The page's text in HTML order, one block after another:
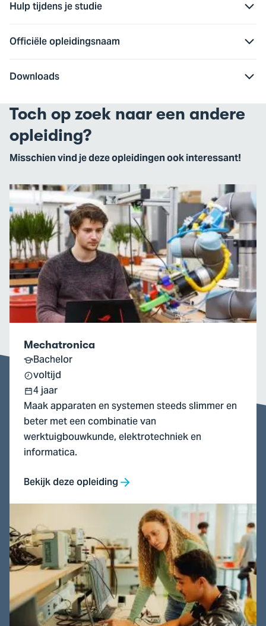
Hulp tijdens je studie
Officiële opleidingsnaam
Downloads
Toch op zoek naar een andere
opleiding?
Misschien vind je deze opleidingen ook interessant!
Ga
naar
Mechatronica
Mechatronica
Bachelor
voltijd
4 jaar
Maak apparaten en systemen steeds slimmer en
beter met een combinatie van
werktuigbouwkunde, elektrotechniek en
informatica.
Bekijk deze opleiding
naar
Elektrotechniek